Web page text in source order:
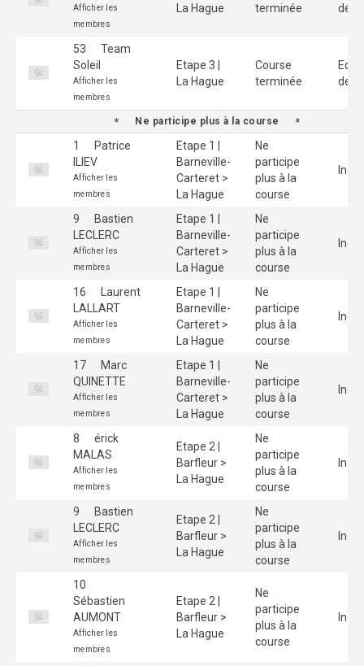
Afficher les
membres
La Hague terminée de 3
53
Team
Soleil
Afficher les
membres
Etape 3 |
La Hague
Course
terminée
de 3
Ne participe plus à la course
1
Patrice
ILIEV
Afficher les
membres
Etape 1 |
Barneville-
Carteret >
La Hague
Ne
participe
plus à la
course
9
Bastien
LECLERC
Afficher les
membres
Etape 1 |
Barneville-
Carteret >
La Hague
Ne
participe
plus à la
course
16
Laurent
LALLART
Afficher les
membres
Etape 1 |
Barneville-
Carteret >
La Hague
Ne
participe
plus à la
course
17
Marc
QUINETTE
Afficher les
membres
Etape 1 |
Barneville-
Carteret >
La Hague
Ne
participe
plus à la
course
8
érick
MALAS
Afficher les
membres
Etape 2 |
Barfleur >
La Hague
Ne
participe
plus à la
course
9
Bastien
LECLERC
Afficher les
membres
Etape 2 |
Barfleur >
La Hague
Ne
participe
plus à la
course
10
Sébastien
AUMONT
Afficher les
membres
Etape 2 |
Barfleur >
La Hague
Ne
participe
plus à la
course